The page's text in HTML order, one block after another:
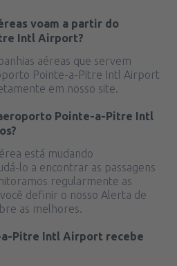
voam a partir do
Intl Airport?
aéreas que servem
Pointe-a-Pitre Intl Airport
em nosso site.
Pointe-a-Pitre Intl
está mudando
lo a encontrar as passagens
regularmente as
definir o nosso Alerta de
as melhores.
Pitre Intl Airport recebe